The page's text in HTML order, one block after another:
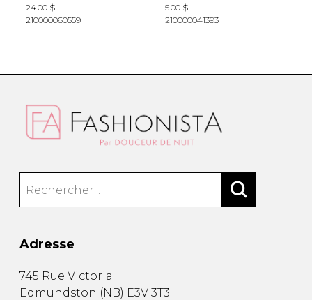
24.00 $
210000060559
5.00 $
210000041393
Adresse
745 Rue Victoria
Edmundston (NB) E3V 3T3